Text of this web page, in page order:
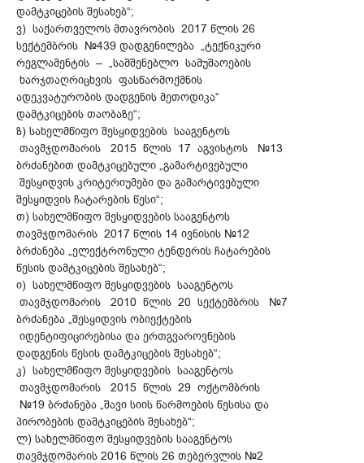
დამტკიცების შესახებ“;
ვ) საქართველოს მთავრობის 2017 წლის 26
სექტემბრის №439 დადგენილება „ტექნიკური
რეგლამენტის – „სამშენებლო სამუშაოების
ხარჯთაღრიცხვის ფასწარმოქმნის
ადეკვატურობის დადგენის მეთოდიკა“
დამტკიცების თაობაზე“;
ზ) სახელმწიფო შესყიდვების სააგენტოს
თავმჯდომარის 2015 წლის 17 აგვისტოს №13
ბრძანებით დამტკიცებული „გამარტივებული
შესყიდვის კრიტერიუმები და გამარტივებული
შესყიდვის ჩატარების წესი“;
თ) სახელმწიფო შესყიდვების სააგენტოს
თავმჯდომარის 2017 წლის 14 ივნისის №12
ბრძანება „ელექტრონული ტენდერის ჩატარების
წესის დამტკიცების შესახებ“;
ი) სახელმწიფო შესყიდვების სააგენტოს
თავმჯდომარის 2010 წლის 20 სექტემბრის №7
ბრძანება „შესყიდვის ობიექტების
იდენტიფიცირებისა და ერთგვაროვნების
დადგენის წესის დამტკიცების შესახებ“;
კ) სახელმწიფო შესყიდვების სააგენტოს
თავმჯდომარის 2015 წლის 29 ოქტომბრის
№19 ბრძანება „შავი სიის წარმოების წესისა და
პირობების დამტკიცების შესახებ“;
ლ) სახელმწიფო შესყიდვების სააგენტოს
თავმჯდომარის 2016 წლის 26 თებერვლის №2